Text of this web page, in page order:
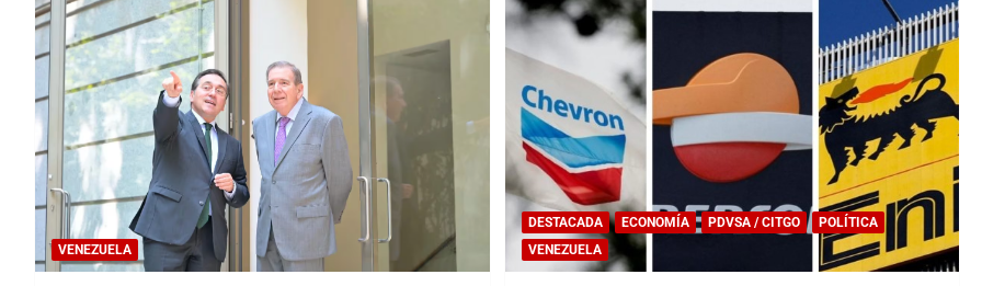
VENEZUELA
DESTACADA ECONOMÍA PDVSA / CITGO
POLÍTICA
VENEZUELA